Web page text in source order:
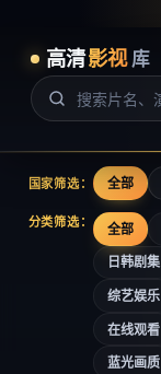
高清影视 库
国家筛选： 全部
分类筛选： 全部
日韩剧集
综艺娱乐
在线观看
蓝光画质